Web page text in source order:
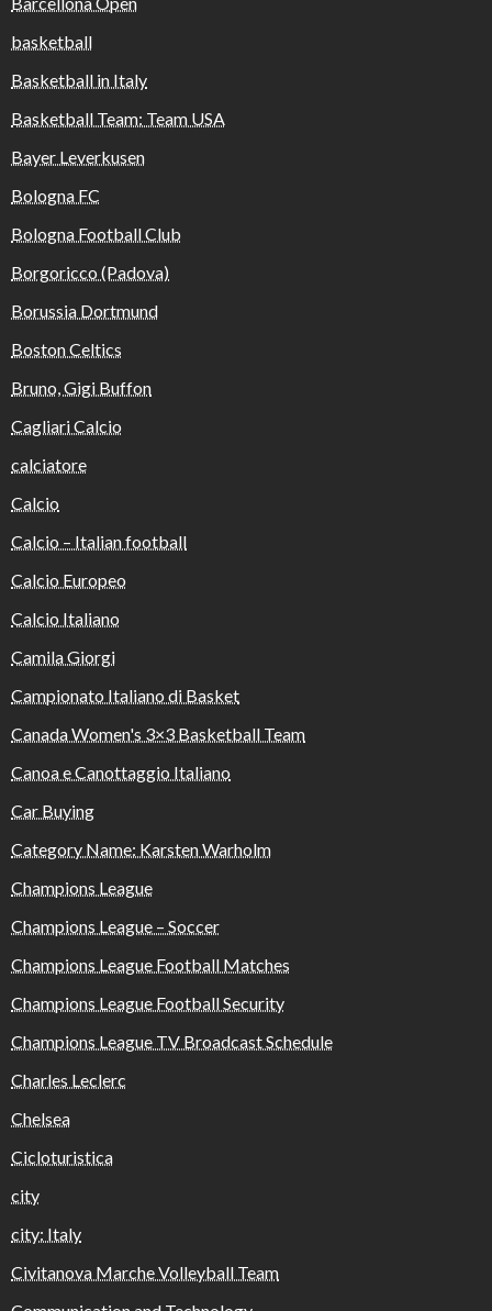
basketball
Basketball in Italy
Basketball Team: Team USA
Bayer Leverkusen
Bologna FC
Bologna Football Club
Borgoricco (Padova)
Borussia Dortmund
Boston Celtics
Bruno, Gigi Buffon
Cagliari Calcio
calciatore
Calcio
Calcio – Italian football
Calcio Europeo
Calcio Italiano
Camila Giorgi
Campionato Italiano di Basket
Canada Women's 3×3 Basketball Team
Canoa e Canottaggio Italiano
Car Buying
Category Name: Karsten Warholm
Champions League
Champions League – Soccer
Champions League Football Matches
Champions League Football Security
Champions League TV Broadcast Schedule
Charles Leclerc
Chelsea
Cicloturistica
city
city: Italy
Civitanova Marche Volleyball Team